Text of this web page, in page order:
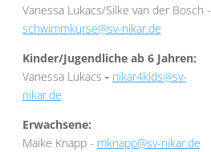
Vanessa Lukacs/Silke van der Bosch -
schwimmkurse@sv-nikar.de
Kinder/Jugendliche ab 6 Jahren:
Vanessa Lukacs - nikar4kids@sv-
nikar.de
Erwachsene:
Maike Knapp - mknapp@sv-nikar.de